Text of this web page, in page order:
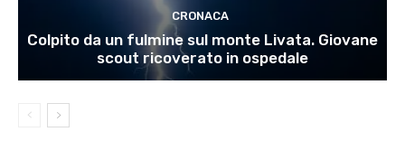
CRONACA
Colpito da un fulmine sul monte Livata. Giovane
scout ricoverato in ospedale